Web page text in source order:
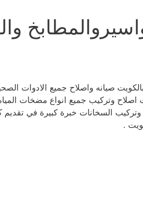
صيانه واصلاح جميع الادوات
اصلاح وتركيب جميع انواع مضخات
السخانات خبرة كبيرة في تقديم
.